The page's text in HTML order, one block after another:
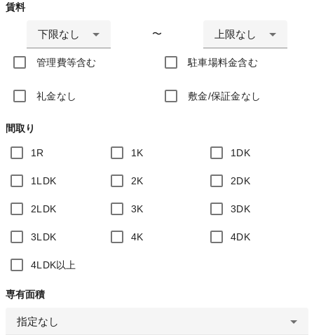
賃料
下限なし 〜 上限なし
管理費等含む 駐車場料金含む
礼金なし 敷金/保証金なし
間取り
1R 1K 1DK
1LDK 2K 2DK
2LDK 3K 3DK
3LDK 4K 4DK
4LDK以上
専有面積
指定なし